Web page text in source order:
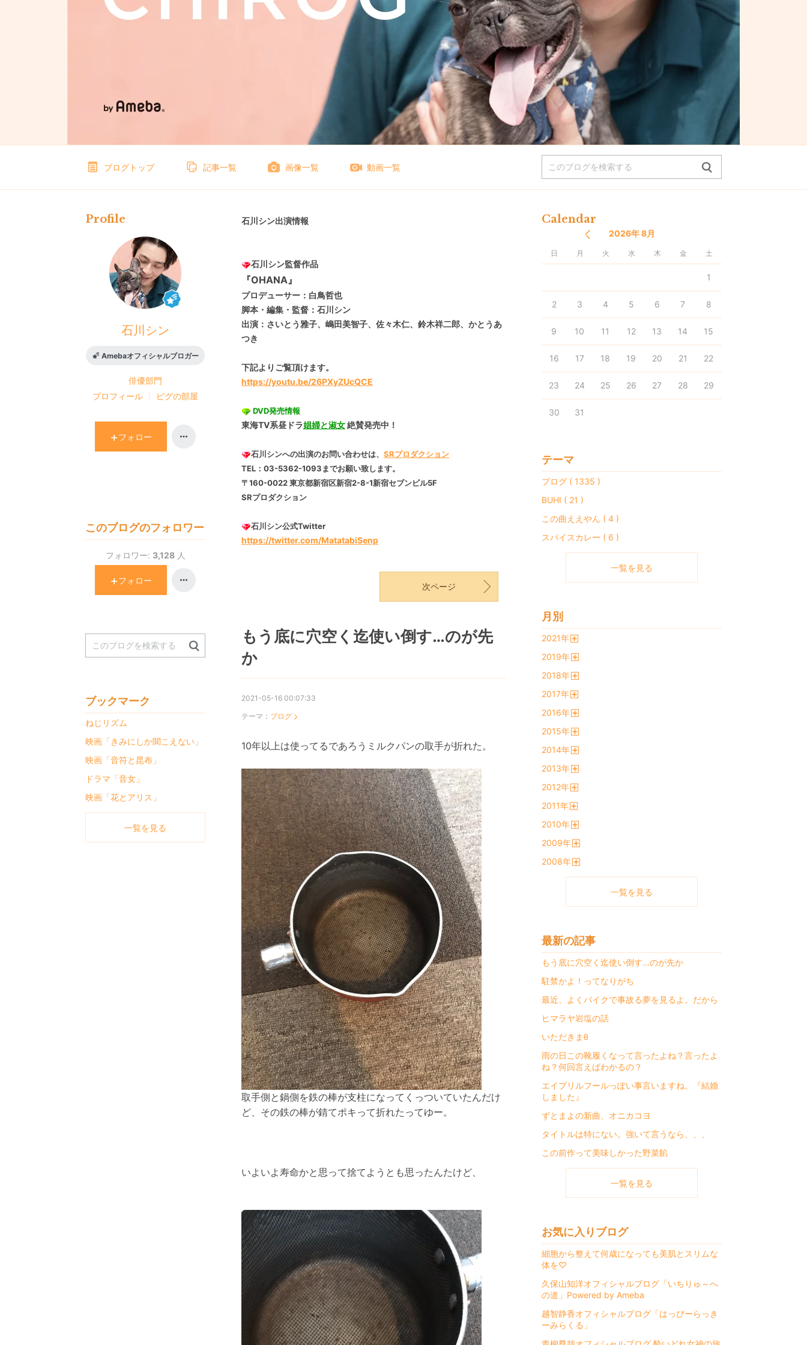
ブログトップ 記事一覧 画像一覧 動画一覧
石川シン出演情報
石川シン監督作品
『OHANA』
プロデューサー：白鳥哲也
脚本・編集・監督：石川シン
出演：さいとう雅子、嶋田美智子、佐々木仁、鈴木祥二郎、かとうあ
つき
下記よりご覧頂けます。
https://youtu.be/26PXyZUcQCE
DVD発売情報
東海TV系昼ドラ娼婦と淑女絶賛発売中！
石川シンへの出演のお問い合わせは、 SRプロダクション
TEL：03-5362-1093までお願い致します。
〒160-0022東京都新宿区新宿2-8-1新宿セブンビル5F
SRプロダクション
石川シン公式Twitter
https://twitter.com/MatatabiSenp
次ページ
もう底に穴空く迄使い倒す…のが先
か
2021-05-16 00:07:33
テーマ： ブログ
10年以上は使ってるであろうミルクパンの取手が折れた。
取手側と鍋側を鉄の棒が支柱になってくっついていたんだけ
ど、その鉄の棒が錆てポキって折れたってゆー。
いよいよ寿命かと思って捨てようとも思ったんたけど、
Calendar
2026年 8月
日 月 火 水 木 金 土
1
2 3 4 5 6 7 8
9 10 11 12 13 14 15
16 17 18 19 20 21 22
23 24 25 26 27 28 29
30 31
テーマ
ブログ ( 1335 )
BUHI ( 21 )
この曲ええやん ( 4 )
スパイスカレー ( 6 )
一覧を見る
月別
2021年
2019年
2018年
2017年
2016年
2015年
2014年
2013年
2012年
2011年
2010年
2009年
2008年
一覧を見る
最新の記事
もう底に穴空く迄使い倒す…のが先か
駐禁かよ！ってなりがち
最近、よくバイクで事故る夢を見るよ。だから
ヒマラヤ岩塩の話
いただきまθ
雨の日この靴履くなって言ったよね？言ったよ
ね？何回言えばわかるの？
エイプリルフールっぽい事言いますね。『結婚
しました』
ずとまよの新曲、オニカコヨ
タイトルは特にない。強いて言うなら、、、
この前作って美味しかった野菜餡
一覧を見る
お気に入りブログ
細胞から整えて何歳になっても美肌とスリムな
体を♡
久保山知洋オフィシャルブログ「いちりゅ～へ
の道」Powered by Ameba
越智静香オフィシャルブログ「はっぴーらっき
ーみらくる」
Profile
石川シン
Amebaオフィシャルブロガー
俳優部門
プロフィール
ピグの部屋
フォロー
このブログのフォロワー
フォロワー: 3,128 人
フォロー
ブックマーク
ねじリズム
映画「きみにしか聞こえない」
映画「音符と昆布」
ドラマ「音女」
映画「花とアリス」
一覧を見る